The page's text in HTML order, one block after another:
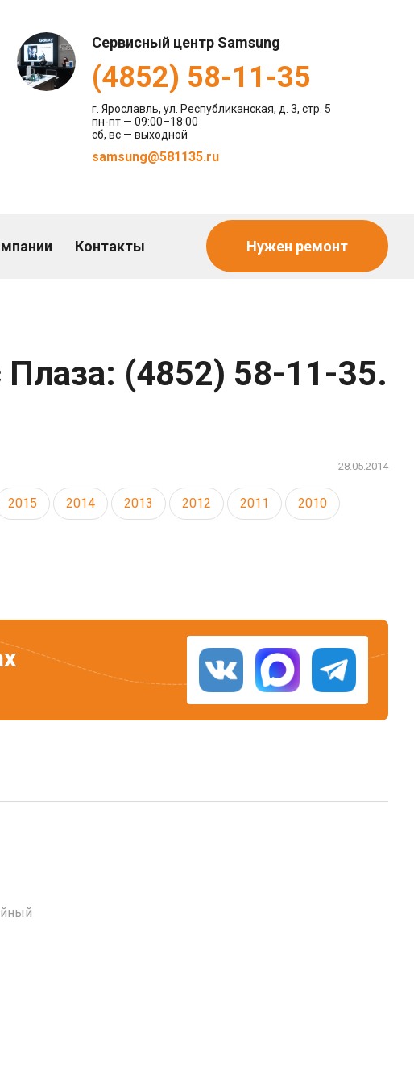
Сервисный центр Samsung
(4852) 58-11-35
г. Ярославль, ул. Республиканская, д. 3, стр. 5
пн-пт — 09:00–18:00
сб, вс — выходной
samsung@581135.ru
Контакты Нужен ремонт
(4852) 58-11-35.
28.05.2014
2015 2014 2013 2012 2011 2010